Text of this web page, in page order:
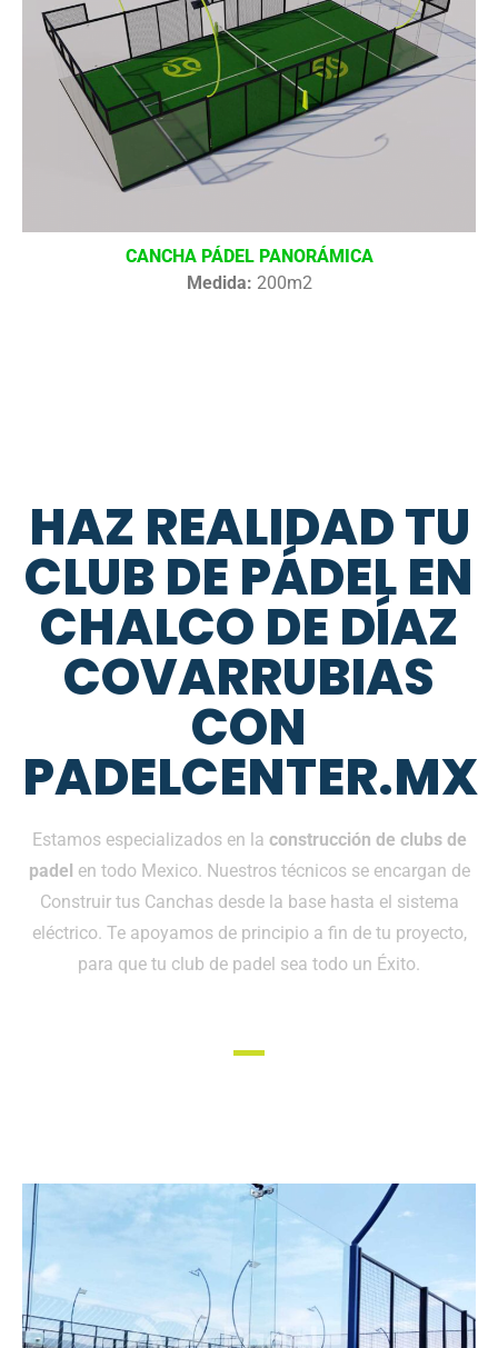
CANCHA PÁDEL PANORÁMICA
Medida: 200m2
HAZ REALIDAD TU
CLUB DE PÁDEL EN
CHALCO DE DÍAZ
COVARRUBIAS
CON
PADELCENTER.MX
Estamos especializados en la construcción de clubs de
padel en todo Mexico. Nuestros técnicos se encargan de
Construir tus Canchas desde la base hasta el sistema
eléctrico. Te apoyamos de principio a fin de tu proyecto,
para que tu club de padel sea todo un Éxito.